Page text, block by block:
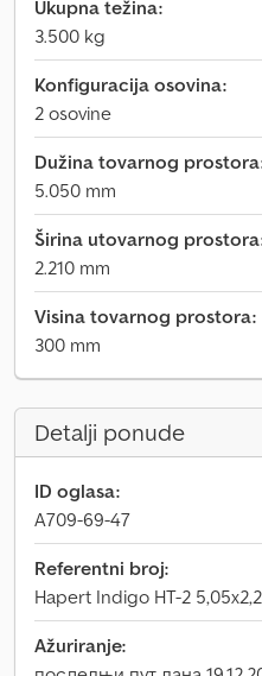
Ukupna težina:
3.500 kg
Konfiguracija osovina:
2 osovine
Dužina tovarnog
5.050 mm
Širina utovarnog
2.210 mm
Visina tovarnog prostora:
300 mm
Detalji ponude
ID oglasa:
A709-69-47
Referentni broj:
Hapert Indigo HT-2
Ažuriranje: